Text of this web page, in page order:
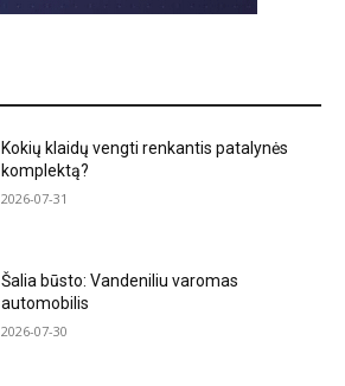
Kokių klaidų vengti renkantis patalynės
komplektą?
2026-07-31
Šalia būsto: Vandeniliu varomas
automobilis
2026-07-30